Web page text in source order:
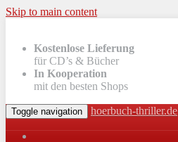
Skip to main content
Kostenlose Lieferung
für CD’s & Bücher
In Kooperation
mit den besten Shops
Toggle navigation hoerbuch-thriller.de